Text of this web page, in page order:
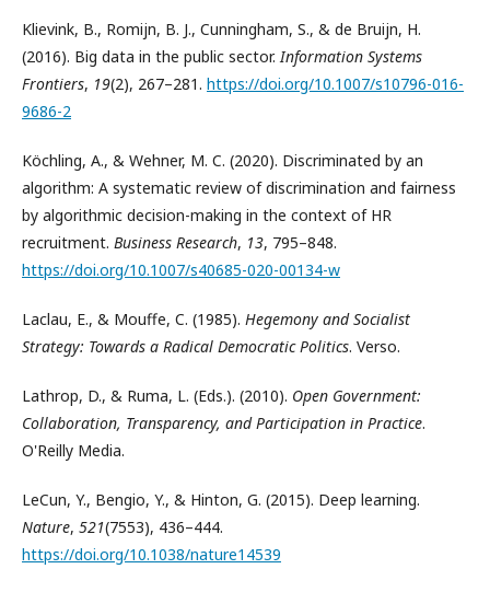
Klievink, B., Romijn, B. J., Cunningham, S., & de Bruijn, H.
(2016). Big data in the public sector.Information Systems
Frontiers, 19(2), 267–281. https://doi.org/10.1007/s10796-016-
9686-2
Köchling, A., & Wehner, M. C. (2020). Discriminated by an
algorithm: A systematic review of discrimination and fairness
by algorithmic decision-making in the context of HR
recruitment. Business Research, 13, 795–848.
https://doi.org/10.1007/s40685-020-00134-w
Laclau, E., & Mouffe, C. (1985). Hegemony and Socialist
Strategy: Towards a Radical Democratic Politics. Verso.
Lathrop, D., & Ruma, L. (Eds.). (2010). Open Government:
Collaboration, Transparency, and Participation in Practice.
O'Reilly Media.
LeCun, Y., Bengio, Y., & Hinton, G. (2015). Deep learning.
Nature, 521(7553), 436–444.
https://doi.org/10.1038/nature14539